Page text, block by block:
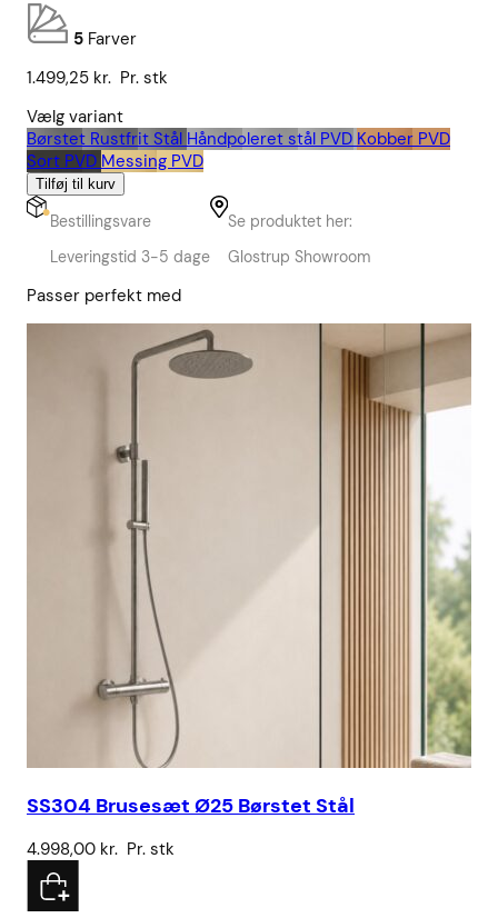
5 Farver
1.499,25 kr. Pr. stk
Vælg variant
Børstet Rustfrit Stål Håndpoleret stål PVD Kobber PVD
Sort PVD Messing PVD
Tilføj til kurv
Bestillingsvare
Leveringstid 3-5 dage
Se produktet her:
Glostrup Showroom
Passer perfekt med
SS304 Brusesæt Ø25 Børstet Stål
4.998,00 kr. Pr. stk